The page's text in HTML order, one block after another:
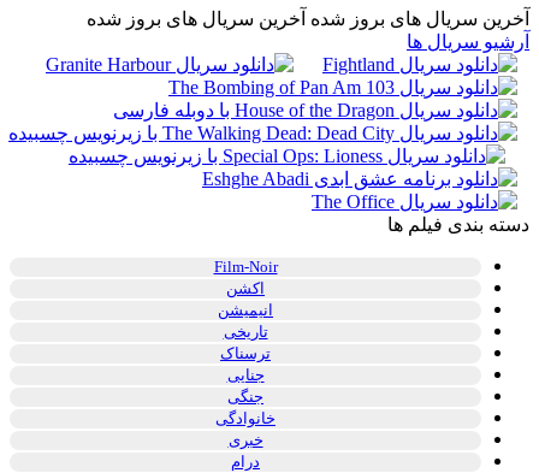
آخرین سریال های بروز شده آخرین سریال های بروز شده
آرشیو سریال ها
دسته بندی فیلم ها
Film-Noir
اکشن
انیمیشن
تاریخی
ترسناک
جنایی
جنگی
خانوادگی
خبری
درام